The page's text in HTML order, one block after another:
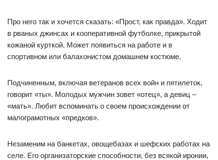
Про него так и хочется сказать: «Прост, как правда». Ходит
в рваных джинсах и кооперативной футболке, прикрытой
кожаной курткой. Может появиться на работе и в
спортивном или балахонистом домашнем костюме.
Подчиненным, включая ветеранов всех войн и пятилеток,
говорит «ты». Молодых мужчин зовет «отец», а девиц –
«мать». Любит вспоминать о своем происхождении от
малограмотных «предков».
Незаменим на банкетах, овощебазах и шефских работах на
селе. Его организаторские способности, без всякой иронии,